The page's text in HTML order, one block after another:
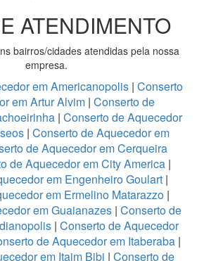
ATENDIMENTO
bairros/cidades atendidas pela nossa
empresa.
em Americanopolis | Conserto
em Artur Alvim | Conserto de
| Conserto de Aquecedor
| Conserto de Aquecedor em
de Aquecedor em Cerqueira
de Aquecedor em City America |
em Engenheiro Goulart |
em Ermelino Matarazzo |
em Guaianazes | Conserto de
| Conserto de Aquecedor
de Aquecedor em Itaberaba |
em Itaim Bibi | Conserto de